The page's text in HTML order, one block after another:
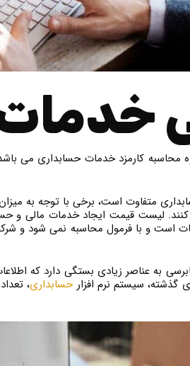
محاسبه کارمزد خدمات حسابداری می
متفاوت است، برخی با توجه به
لیست قیمت ایجاد خدمات مالی و
است و با فرمول محاسبه نمی شود و شرکت
عناصر زیادی بستگی دارد که
گذشته، سیستم نرم افزارحسابداری،